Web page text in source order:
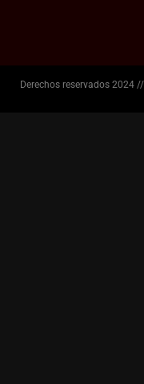
Derechos reservados 2024